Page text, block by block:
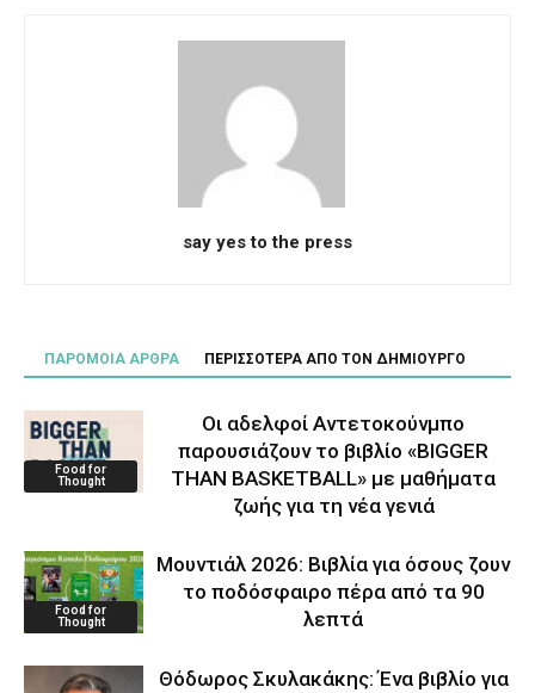
say yes to the press
ΠΑΡΟΜΟΙΑ ΑΡΘΡΑ ΠΕΡΙΣΣΟΤΕΡΑ ΑΠΟ ΤΟΝ ΔΗΜΙΟΥΡΓΟ
Food for
Thought
Οι αδελφοί Αντετοκούνμπο
παρουσιάζουν το βιβλίο «BIGGER
THAN BASKETBALL» με μαθήματα
ζωής για τη νέα γενιά
Food for
Thought
Μουντιάλ 2026: Βιβλία για όσους ζουν
το ποδόσφαιρο πέρα από τα 90
λεπτά
Θόδωρος Σκυλακάκης: Ένα βιβλίο για